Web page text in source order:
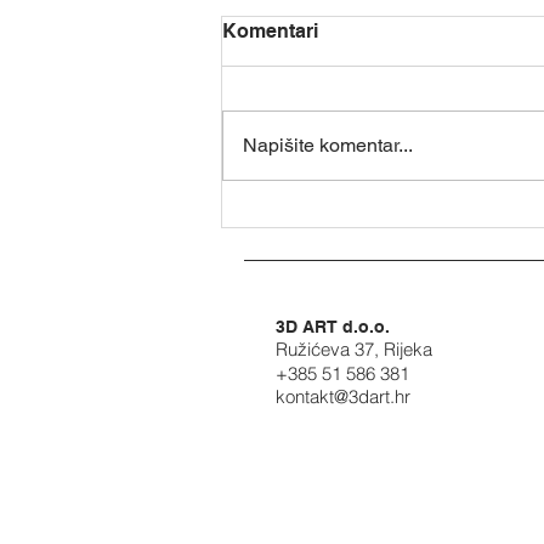
everywhere with Speckle –
Komentari
Napišite komentar...
3D ART d.o.o.
Ružićeva 37, Rijeka
+385 51 586 381
kontakt@3dart.hr